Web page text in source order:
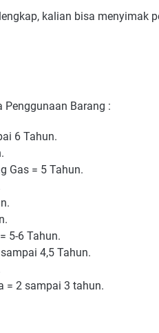
kalian bisa menyimak
Barang :
6 Tahun.
Gas = 5 Tahun.
5-6 Tahun.
4,5 Tahun.
= 2 sampai 3 tahun.